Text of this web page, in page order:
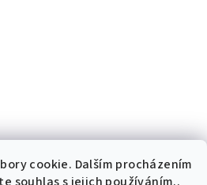
cookie. Dalším procházením